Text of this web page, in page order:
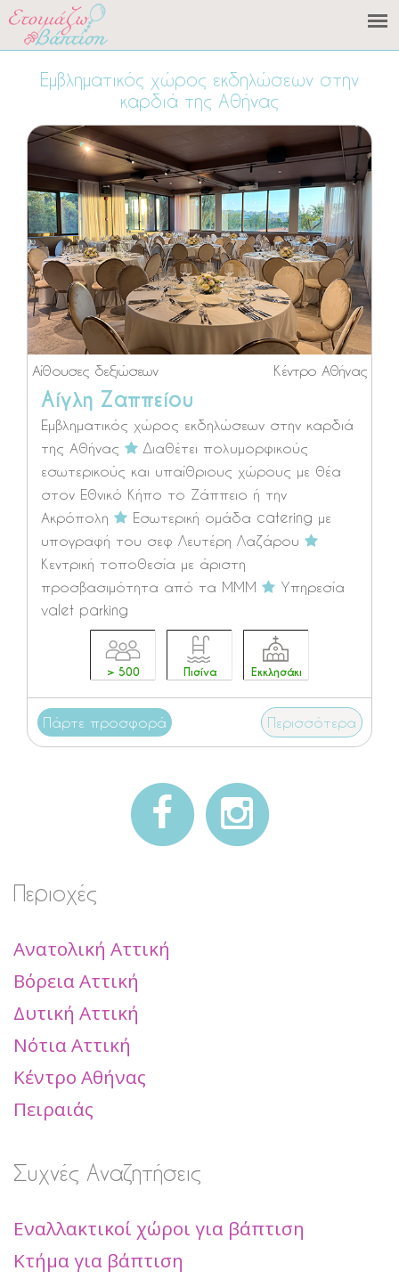
Εμβληματικός χώρος εκδηλώσεων στην
καρδιά της Αθήνας
Κέντρο Αθήνας
Αίθουσες δεξιώσεων
Αίγλη Ζαππείου
Εμβληματικός χώρος εκδηλώσεων στην καρδιά
της Αθήνας
Διαθέτει πολυμορφικούς
εσωτερικούς και υπαίθριους χώρους με θέα
στον Εθνικό Κήπο το Ζάππειο ή την
Ακρόπολη
Εσωτερική ομάδα catering με
υπογραφή του σεφ Λευτέρη Λαζάρου
Κεντρική τοποθεσία με άριστη
προσβασιμότητα από τα ΜΜΜ
Υπηρεσία
valet parking
> 500 Πισίνα Εκκλησάκι
Πάρτε προσφορά Περισσότερα
Περιοχές
Ανατολική Αττική
Βόρεια Αττική
Δυτική Αττική
Νότια Αττική
Κέντρο Αθήνας
Πειραιάς
Συχνές Αναζητήσεις
Εναλλακτικοί χώροι για βάπτιση
Κτήμα για βάπτιση